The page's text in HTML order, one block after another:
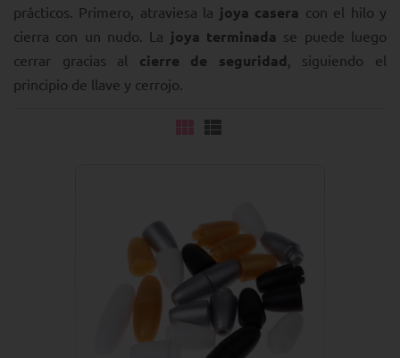
prácticos. Primero, atraviesa la joya casera con el hilo y
cierra con un nudo. La joya terminada se puede luego
cerrar gracias al cierre de seguridad , siguiendo el
principio de llave y cerrojo.